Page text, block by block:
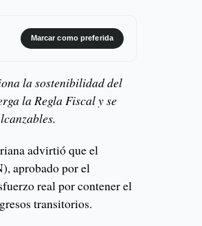
Marcar como preferida
la sostenibilidad del
la Regla Fiscal y se
advirtió que el
aprobado por el
real por contener el
transitorios.